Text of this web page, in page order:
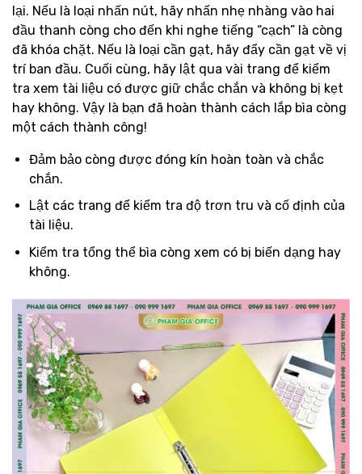
lại. Nếu là loại nhấn nút, hãy nhấn nhẹ nhàng vào hai
đầu thanh còng cho đến khi nghe tiếng “cạch” là còng
đã khóa chặt. Nếu là loại cần gạt, hãy đẩy cần gạt về vị
trí ban đầu. Cuối cùng, hãy lật qua vài trang để kiểm
tra xem tài liệu có được giữ chắc chắn và không bị kẹt
hay không. Vậy là bạn đã hoàn thành cách lắp bìa còng
một cách thành công!
Đảm bảo còng được đóng kín hoàn toàn và chắc
chắn.
Lật các trang để kiểm tra độ trơn tru và cố định của
tài liệu.
Kiểm tra tổng thể bìa còng xem có bị biến dạng hay
không.